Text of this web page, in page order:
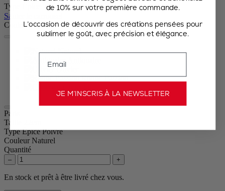
Type Épice
Sauter le carrousel
Couleur
Naturel
Olivier
Rouge Passion
Paris
Taille
Type Épice Poivre
Couleur Naturel
Quantité
– +
En stock et prêt à être livré chez vous.
de 10% sur votre première commande.
L’occasion de découvrir des créations pensées pour
sublimer le goût, avec précision et élégance.
JE M’INSCRIS À LA NEWSLETTER